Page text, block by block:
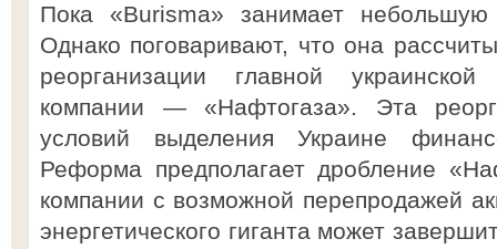
Пока «Burisma» занимает
Однако поговаривают, что она
реорганизации главной украинской
компании — «Нафтогаза». Эта
условий выделения Украине
Реформа предполагает дробление
компании с возможной перепродажей
энергетического гиганта может